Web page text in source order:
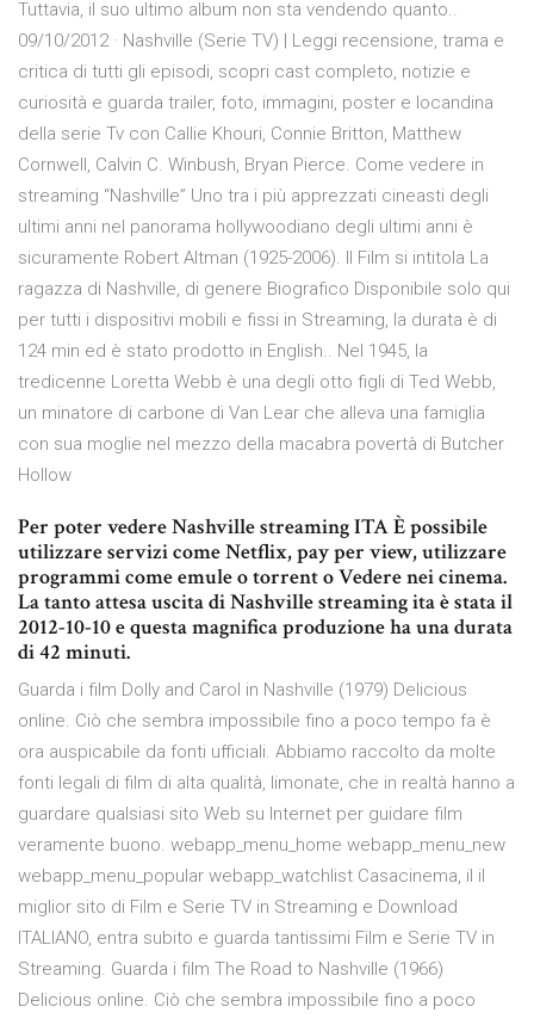
Tuttavia, il suo ultimo album non sta vendendo quanto..
09/10/2012 · Nashville (Serie TV) | Leggi recensione, trama e
critica di tutti gli episodi, scopri cast completo, notizie e
curiosità e guarda trailer, foto, immagini, poster e locandina
della serie Tv con Callie Khouri, Connie Britton, Matthew
Cornwell, Calvin C. Winbush, Bryan Pierce. Come vedere in
streaming “Nashville” Uno tra i più apprezzati cineasti degli
ultimi anni nel panorama hollywoodiano degli ultimi anni è
sicuramente Robert Altman (1925-2006). Il Film si intitola La
ragazza di Nashville, di genere Biografico Disponibile solo qui
per tutti i dispositivi mobili e fissi in Streaming, la durata è di
124 min ed è stato prodotto in English.. Nel 1945, la
tredicenne Loretta Webb è una degli otto figli di Ted Webb,
un minatore di carbone di Van Lear che alleva una famiglia
con sua moglie nel mezzo della macabra povertà di Butcher
Hollow
Per poter vedere Nashville streaming ITA È possibile
utilizzare servizi come Netflix, pay per view, utilizzare
programmi come emule o torrent o Vedere nei cinema.
La tanto attesa uscita di Nashville streaming ita è stata il
2012-10-10 e questa magnifica produzione ha una durata
di 42 minuti.
Guarda i film Dolly and Carol in Nashville (1979) Delicious
online. Ciò che sembra impossibile fino a poco tempo fa è
ora auspicabile da fonti ufficiali. Abbiamo raccolto da molte
fonti legali di film di alta qualità, limonate, che in realtà hanno a
guardare qualsiasi sito Web su Internet per guidare film
veramente buono. webapp_menu_home webapp_menu_new
webapp_menu_popular webapp_watchlist Casacinema, il il
miglior sito di Film e Serie TV in Streaming e Download
ITALIANO, entra subito e guarda tantissimi Film e Serie TV in
Streaming. Guarda i film The Road to Nashville (1966)
Delicious online. Ciò che sembra impossibile fino a poco